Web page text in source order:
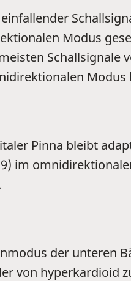
Modus
Schallsignale
Modus
Pinna bleibt
im
der unteren
von hyperkardioid